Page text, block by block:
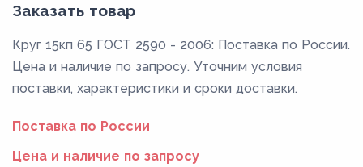
Заказать товар
Круг 15кп 65 ГОСТ 2590 - 2006: Поставка по России.
Цена и наличие по запросу. Уточним условия
поставки, характеристики и сроки доставки.
Поставка по России
Цена и наличие по запросу